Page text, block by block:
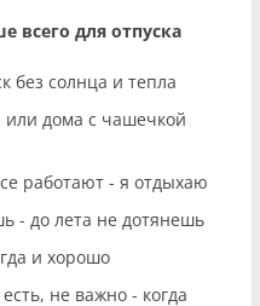
всего для отпуска
без солнца и тепла
или дома с чашечкой
работают - я отдыхаю
- до лета не дотянешь
и хорошо
не важно - когда